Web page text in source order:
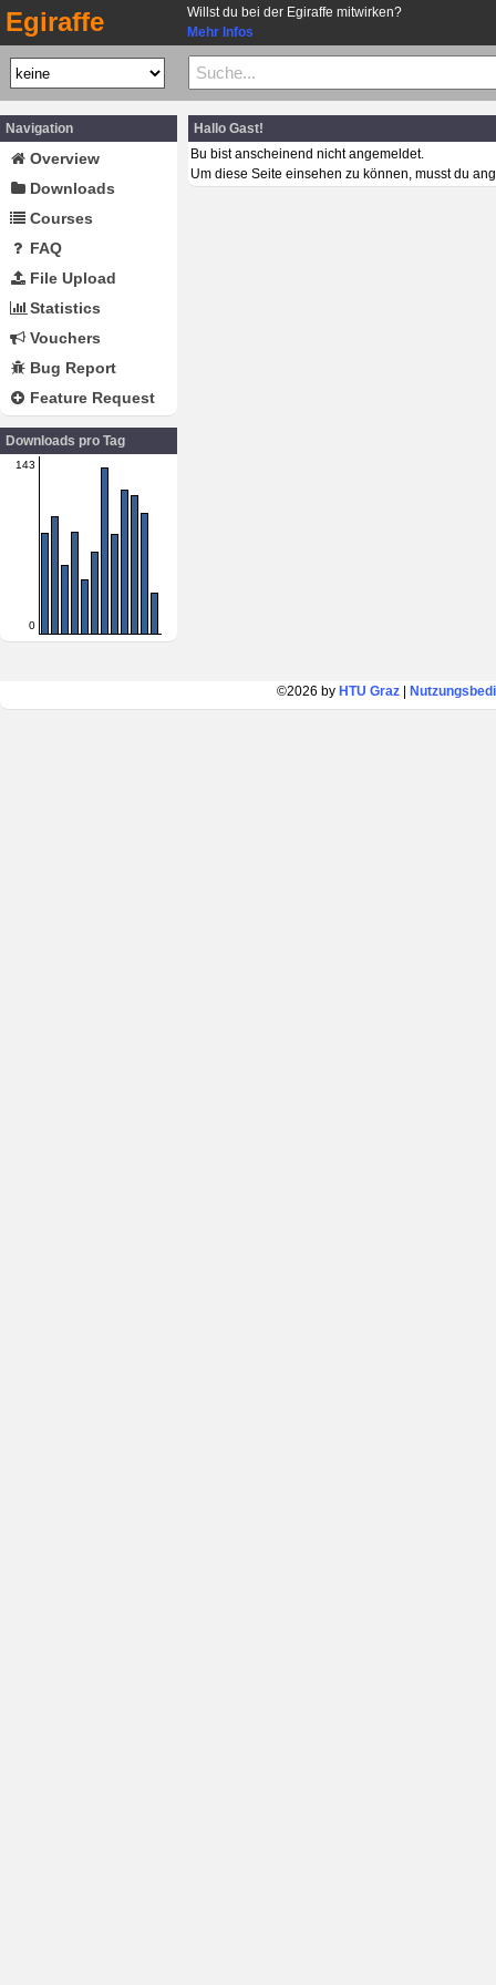
Egiraffe
Willst du bei der Egiraffe mitwirken?
Mehr Infos
Navigation
Overview
Downloads
Courses
FAQ
File Upload
Statistics
Vouchers
Bug Report
Feature Request
Downloads pro Tag
143
0
Hallo Gast!
Bu bist anscheinend nicht angemeldet.
Um diese Seite einsehen zu können, musst du
©2026 by HTU Graz|